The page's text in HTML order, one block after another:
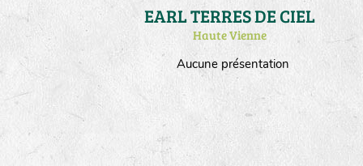
Aucune présentation
EARL TERRES DE CIEL
Haute Vienne